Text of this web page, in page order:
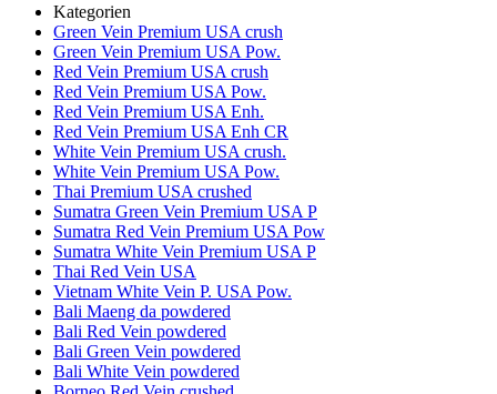
Kategorien
Green Vein Premium USA crush
Green Vein Premium USA Pow.
Red Vein Premium USA crush
Red Vein Premium USA Pow.
Red Vein Premium USA Enh.
Red Vein Premium USA Enh CR
White Vein Premium USA crush.
White Vein Premium USA Pow.
Thai Premium USA crushed
Sumatra Green Vein Premium USA P
Sumatra Red Vein Premium USA Pow
Sumatra White Vein Premium USA P
Thai Red Vein USA
Vietnam White Vein P. USA Pow.
Bali Maeng da powdered
Bali Red Vein powdered
Bali Green Vein powdered
Bali White Vein powdered